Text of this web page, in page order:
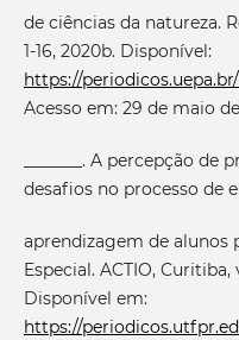
de ciências da natureza.
1-16, 2020b. Disponível:
https://
Acesso em: 29 de maio de
_______. A percepção
desafios no processo de
aprendizagem de alunos
Especial. ACTIO, Curitiba,
Disponível em:
https://